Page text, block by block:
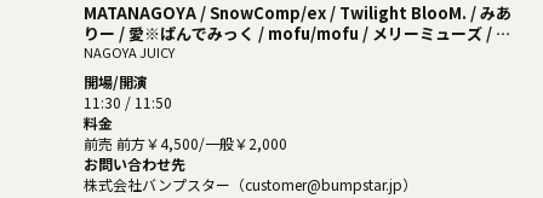
MATANAGOYA / SnowComp/ex / Twilight BlooM. / みあ
りー / 愛※ぱんでみっく / mofu/mofu / メリーミューズ / プ
リンセス物語 / リンカ / キグルミ / エターナル / PurePalette
/ 己己己己-いこみき- / TZTZ / きっと大切だった / あすとりー
のうさぎ / キャンレコ1枠
NAGOYA JUICY
開場/開演
11:30 / 11:50
料金
前売 前方￥4,500/一般￥2,000
お問い合わせ先
株式会社バンプスター（customer@bumpstar.jp）